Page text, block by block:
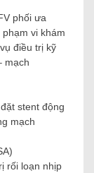
phối ưa
vi khám
điều trị kỹ
mạch
stent động
mạch
rối loạn nhịp